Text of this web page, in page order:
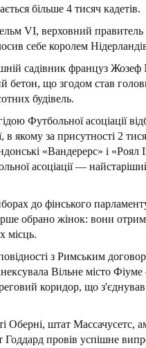
більше 4 тисяч кадетів.
VI, верховний правитель
себе королем
садівник француз
бетон, що згодом став
будівель.
Футбольної асоціації
в якому за присутності 2
«Вандерерс» і «Роял
асоціації —
до фінського
обрано жінок: вони
місць.
з Римським
Вільне місто
коридор, що з'єднував
Оберні, штат Массачусетс,
Годдард провів успішне